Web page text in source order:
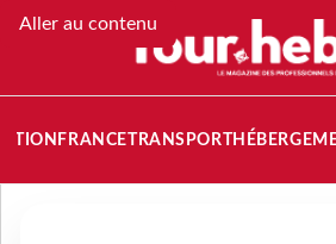
Aller au contenu
FRANCETRANSPORT